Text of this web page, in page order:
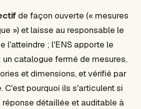
de façon ouverte (« mesures
») et laisse au responsable le
l'atteindre ; l'ENS apporte le
un catalogue fermé de mesures,
et dimensions, et vérifié par
C'est pourquoi ils s'articulent si
réponse détaillée et auditable à